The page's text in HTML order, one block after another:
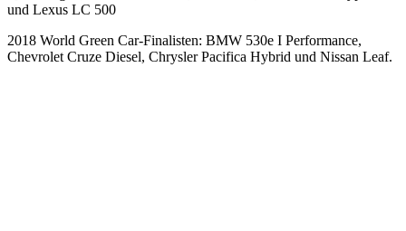
und Lexus LC 500
2018 World Green Car-Finalisten: BMW 530e I Performance,
Chevrolet Cruze Diesel, Chrysler Pacifica Hybrid und Nissan Leaf.